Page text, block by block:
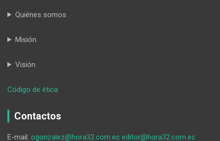
Quiénes somos
Misión
Visión
Código de ética
Contactos
E-mail: ogonzalez@hora32.com.ec editor@hora32.com.ec